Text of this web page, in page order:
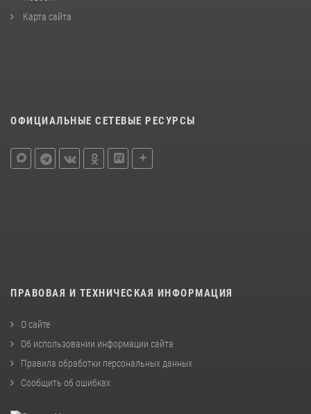
Карта сайта
ОФИЦИАЛЬНЫЕ СЕТЕВЫЕ РЕСУРСЫ
ПРАВОВАЯ И ТЕХНИЧЕСКАЯ ИНФОРМАЦИЯ
О сайте
Об использовании информации сайта
Правила обработки персональных данных
Сообщить об ошибках